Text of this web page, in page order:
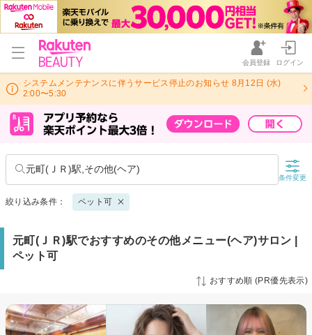
会員登録 ログイン
システムメンテナンスに伴うサービス停止のお知らせ 8月12日 (水)
2:00〜5:30
元町(ＪＲ)駅,その他(ヘア)
条件変更
絞り込み条件： ペット可
元町(ＪＲ)駅でおすすめのその他メニュー(ヘア)サロン |
ペット可
おすすめ順 (PR優先表示)